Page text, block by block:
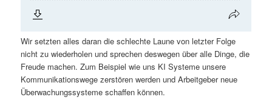
Wir setzten alles daran die schlechte Laune von letzter Folge
nicht zu wiederholen und sprechen deswegen über alle Dinge, die
Freude machen. Zum Beispiel wie uns KI Systeme unsere
Kommunikationswege zerstören werden und Arbeitgeber neue
Überwachungssysteme schaffen können.